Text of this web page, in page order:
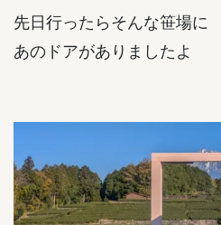
先日行ったらそんな笹場に
あのドアがありましたよ